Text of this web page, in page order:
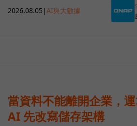
2026.08.05 |AI與大數據
當資料不能離開企業，
AI 先改寫儲存架構